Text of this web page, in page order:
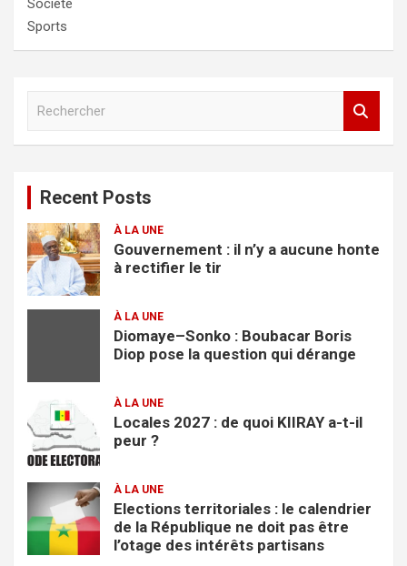
Sports
c
h
e
r
Recent Posts
À LA UNE
Gouvernement : il n’y a aucune honte
à rectifier le tir
À LA UNE
Diomaye–Sonko : Boubacar Boris
Diop pose la question qui dérange
À LA UNE
Locales 2027 : de quoi KIIRAY a-t-il
peur ?
À LA UNE
Elections territoriales : le calendrier
de la République ne doit pas être
l’otage des intérêts partisans